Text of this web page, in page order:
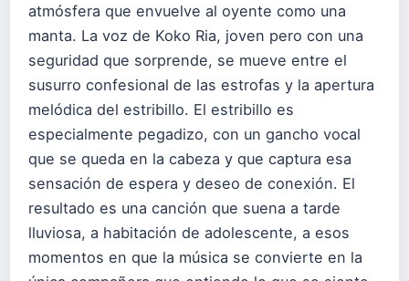
atmósfera que envuelve al oyente como una
manta. La voz de Koko Ria, joven pero con una
seguridad que sorprende, se mueve entre el
susurro confesional de las estrofas y la apertura
melódica del estribillo. El estribillo es
especialmente pegadizo, con un gancho vocal
que se queda en la cabeza y que captura esa
sensación de espera y deseo de conexión. El
resultado es una canción que suena a tarde
lluviosa, a habitación de adolescente, a esos
momentos en que la música se convierte en la